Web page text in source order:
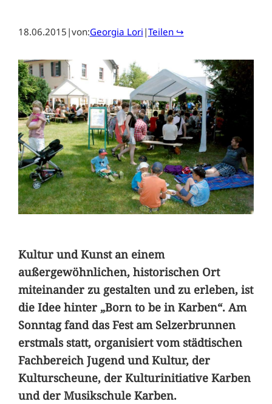
18.06.2015 |von:Georgia Lori |Teilen ↪
Kultur und Kunst an einem
außergewöhnlichen, historischen Ort
miteinander zu gestalten und zu erleben, ist
die Idee hinter „Born to be in Karben“. Am
Sonntag fand das Fest am Selzerbrunnen
erstmals statt, organisiert vom städtischen
Fachbereich Jugend und Kultur, der
Kulturscheune, der Kulturinitiative Karben
und der Musikschule Karben.